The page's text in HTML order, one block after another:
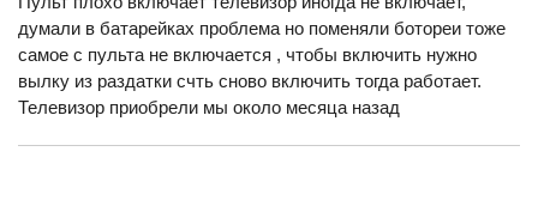
думали в батарейках проблема но поменяли ботореи тоже
самое с пульта не включается , чтобы включить нужно
вылку из раздатки счть сново включить тогда работает.
Телевизор приобрели мы около месяца назад